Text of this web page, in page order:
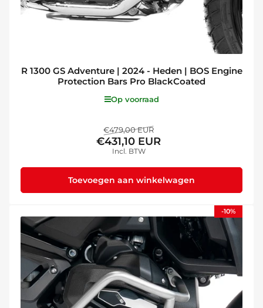
R 1300 GS Adventure | 2024 - Heden | BOS Engine
Protection Bars Pro BlackCoated
Op voorraad
Normale
prijs
€479,00 EURAanbiedingsprijs
€431,10 EUR
Incl. BTW
Toevoegen aan winkelwagen
-10%